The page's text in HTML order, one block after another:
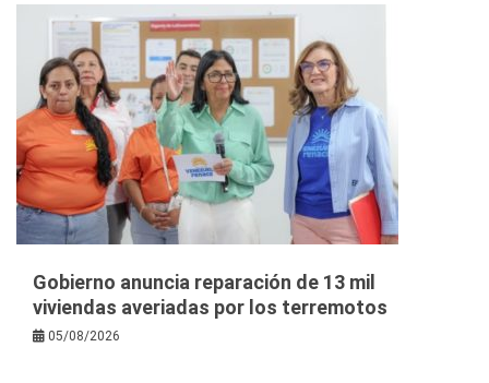
Gobierno anuncia reparación de 13 mil
viviendas averiadas por los terremotos
05/08/2026